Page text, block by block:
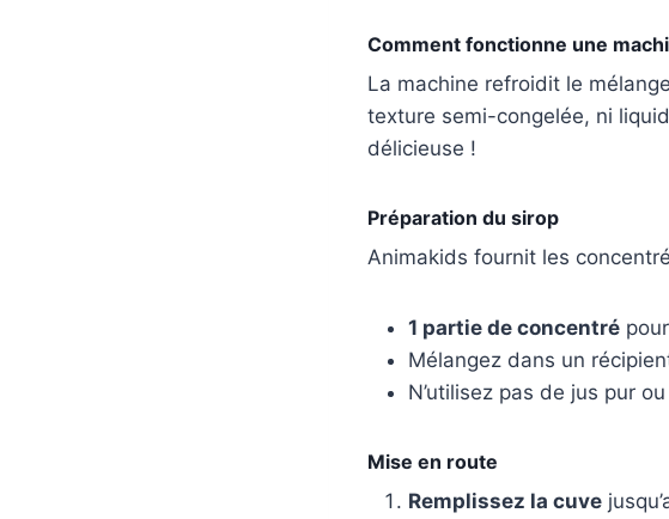
Comment fonctionne une
La machine refroidit le
texture semi-congelée, ni
délicieuse !
Préparation du sirop
Animakids fournit les
1 partie de concentré pour
Mélangez dans un
N’utilisez pas de jus pur
Mise en route
Remplissez la cuve